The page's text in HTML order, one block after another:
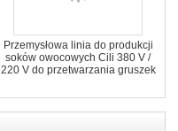
Przemysłowa linia do produkcji
soków owocowych Cili 380 V /
220 V do przetwarzania gruszek